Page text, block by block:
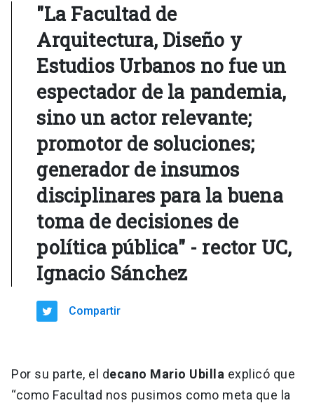
"La Facultad de
Arquitectura, Diseño y
Estudios Urbanos no fue un
espectador de la pandemia,
sino un actor relevante;
promotor de soluciones;
generador de insumos
disciplinares para la buena
toma de decisiones de
política pública" - rector UC,
Ignacio Sánchez
Compartir
Por su parte, el decano Mario Ubilla explicó que
“como Facultad nos pusimos como meta que la